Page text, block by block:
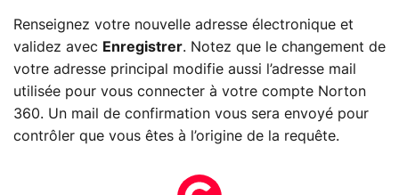
Renseignez votre nouvelle adresse électronique et
validez avec Enregistrer. Notez que le changement de
votre adresse principal modifie aussi l’adresse mail
utilisée pour vous connecter à votre compte Norton
360. Un mail de confirmation vous sera envoyé pour
contrôler que vous êtes à l’origine de la requête.